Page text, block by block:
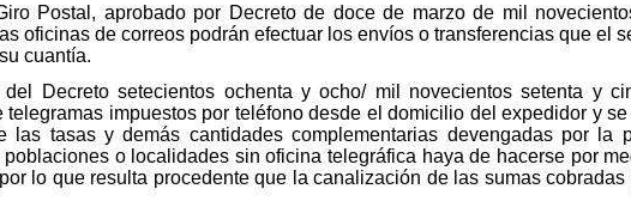
Postal, aprobado por Decreto de doce de marzo de mil
oficinas de correos podrán efectuar los envíos o transferencias que el
cuantía.
del Decreto setecientos ochenta y ocho/ mil novecientos setenta y
telegramas impuestos por teléfono desde el domicilio del expedidor y
las tasas y demás cantidades complementarias devengadas por la
o localidades sin oficina telegráfica haya de hacerse por
lo que resulta procedente que la canalización de las sumas cobradas